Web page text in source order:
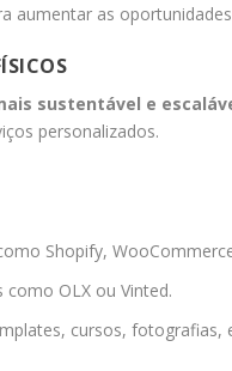
aumentar as
sustentável e
personalizados.
Shopify,
como OLX ou Vinted.
cursos, fotografias,